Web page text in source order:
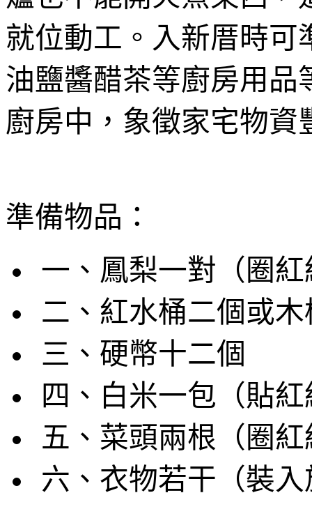
就位動工。入新厝時可
油鹽醬醋茶等廚房用品
廚房中，象徵家宅物資
準備物品：
一、鳳梨一對（圈紅
二、紅水桶二個或
三、硬幣十二個
四、白米一包 （貼紅
五、菜頭兩根 （圈
六、衣物若干（裝